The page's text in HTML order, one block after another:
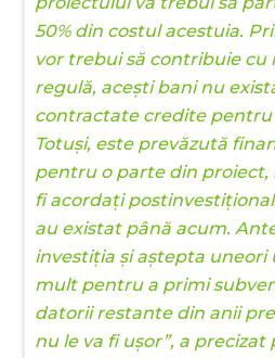
50% din costul acestuia.
vor trebui să contribuie cu
regulă, acești bani nu
contractate credite pentru
Totuși, este prevăzută
pentru o parte din proiect,
fi acordați
au existat până acum.
investiția și aștepta uneori
mult pentru a primi
datorii restante din anii
nu le va fi ușor”, a